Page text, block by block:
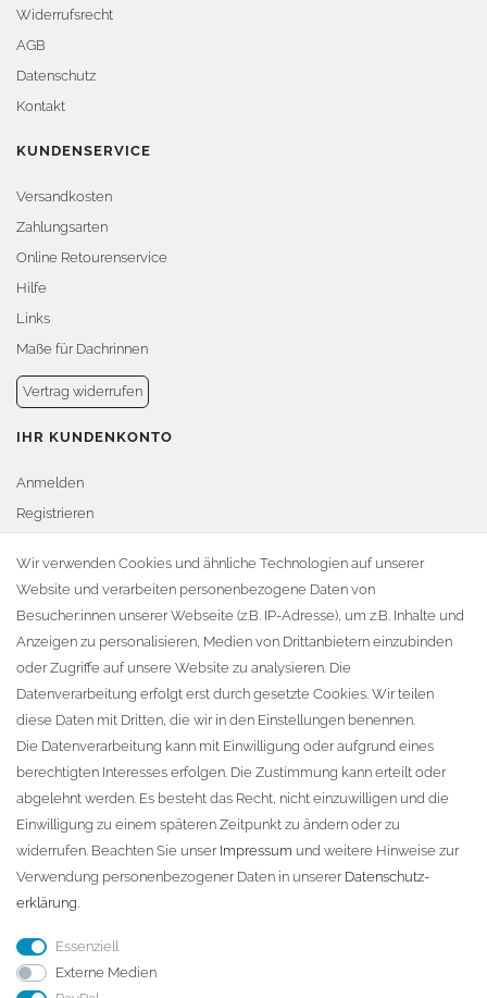
Widerrufsrecht
AGB
Datenschutz
Kontakt
KUNDENSERVICE
Versandkosten
Zahlungsarten
Online Retourenservice
Hilfe
Links
Maße für Dachrinnen
Vertrag widerrufen
IHR KUNDENKONTO
Anmelden
Registrieren
Warenkorb
Zur Kasse
KONTAKT
Fa. Steffen Jost
Söbrigener Weg 50
D-01796 Pirna
Telefon:+49 (0)3501 507295
info@dach-teufel.de
Wir verwenden Cookies und ähnliche Technologien auf unserer
Website und verarbeiten personenbezogene Daten von
Besucher:innen unserer Webseite (z.B. IP-Adresse), um z.B. Inhalte und
Anzeigen zu personalisieren, Medien von Drittanbietern einzubinden
oder Zugriffe auf unsere Website zu analysieren. Die
Datenverarbeitung erfolgt erst durch gesetzte Cookies. Wir teilen
diese Daten mit Dritten, die wir in den Einstellungen benennen.
Die Datenverarbeitung kann mit Einwilligung oder aufgrund eines
berechtigten Interesses erfolgen. Die Zustimmung kann erteilt oder
abgelehnt werden. Es besteht das Recht, nicht einzuwilligen und die
Einwilligung zu einem späteren Zeitpunkt zu ändern oder zu
widerrufen. Beachten Sie unser Impressum und weitere Hinweise zur
Verwendung personenbezogener Daten in unserer Daten­schutz­
erklärung.
Essenziell
Externe Medien